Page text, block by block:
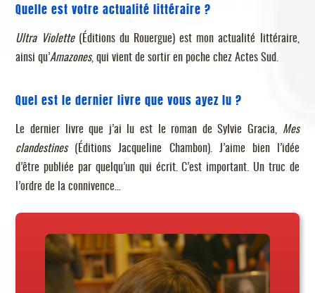
Quelle est votre actualité littéraire ?
Ultra Violette(Éditions du Rouergue) est mon actualité littéraire,
ainsi qu’Amazones, qui vient de sortir en poche chez Actes Sud.
Quel est le dernier livre que vous ayez lu ?
Le dernier livre que j’ai lu est le roman de Sylvie Gracia, Mes
clandestines(Éditions Jacqueline Chambon). J’aime bien l’idée
d’être publiée par quelqu’un qui écrit. C’est important. Un truc de
l’ordre de la connivence…